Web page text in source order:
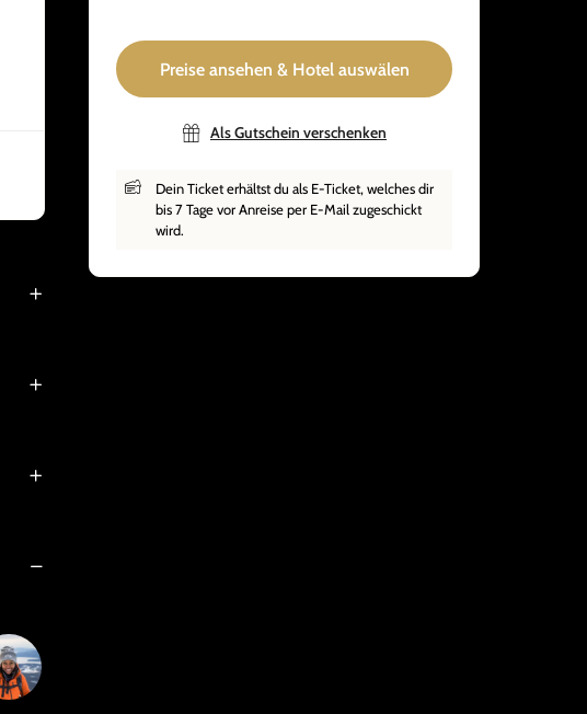
Preise ansehen & Hotel auswälen
Als Gutschein verschenken
Dein Ticket erhältst du als E-Ticket, welches dir
bis 7 Tage vor Anreise per E-Mail zugeschickt
wird.